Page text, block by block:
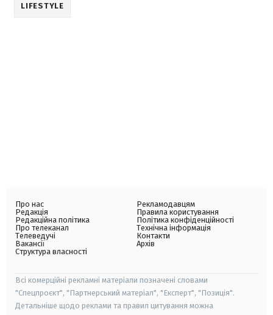
LIFESTYLE
Про нас
Редакція
Редакційна політика
Про телеканал
Телеведучі
Вакансії
Структура власності
Рекламодавцям
Правила користування
Політика конфіденційності
Технічна інформація
Контакти
Архів
Всі комерційні рекламні матеріали позначені словами
"Спецпроєкт", "Партнерський матеріал", "Експерт", "Позиція".
Детальніше щодо реклами та правил цитування можна